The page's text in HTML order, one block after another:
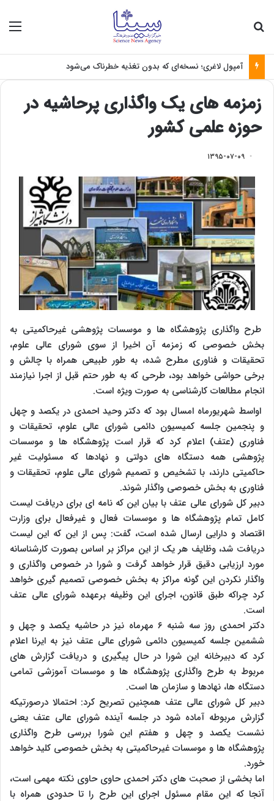
رؤیای هوش مصنوعی چه زمانی واقعی می‌شود؟
زمزمه های یک واگذاری پرحاشیه در
حوزه علمی کشور
۱۳۹۵-۰۷-۰۹
طرح واگذاری پژوهشگاه ها و موسسات پژوهشی غیرحاکمیتی به
بخش خصوصی که زمزمه آن اخیرا از سوی شورای عالی علوم،
تحقیقات و فناوری مطرح شده، به طور طبیعی همراه با چالش و
برخی حواشی خواهد بود، طرحی که به طور حتم قبل از اجرا نیازمند
انجام مطالعات کارشناسی به صورت ویژه است.
اواسط شهریورماه امسال بود که دکتر وحید احمدی در یکصد و چهل
و پنجمین جلسه کمیسیون دائمی شورای عالی علوم، تحقیقات و
فناوری (عتف) اعلام کرد که قرار است پژوهشگاه ها و موسسات
پژوهشی همه دستگاه های دولتی و نهادها که مسئولیت غیر
حاکمیتی دارند، با تشخیص و تصمیم شورای عالی علوم، تحقیقات و
فناوری به بخش خصوصی واگذار شوند.
دبیر کل شورای عالی عتف با بیان این که نامه ای برای دریافت لیست
کامل تمام پژوهشگاه ها و موسسات فعال و غیرفعال برای وزارت
اقتصاد و دارایی ارسال شده است، گفت: پس از این که این لیست
دریافت شد، وظایف هر یک از این مراکز بر اساس بصورت کارشناسانه
مورد ارزیابی دقیق قرار خواهد گرفت و شورا در خصوص واگذاری و
واگذار نکردن این گونه مراکز به بخش خصوصی تصمیم گیری خواهد
کرد چراکه طبق قانون، اجرای این وظیفه برعهده شورای عالی عتف
است.
دکتر احمدی روز سه شنبه ۶ مهرماه نیز در حاشیه یکصد و چهل و
ششمین جلسه کمیسیون دائمی شورای عالی عتف نیز به ایرنا اعلام
کرد که دبیرخانه این شورا در حال پیگیری و دریافت گزارش های
مربوط به طرح واگذاری پژوهشگاه ها و موسسات آموزشی تمامی
دستگاه ها، نهادها و سازمان ها است.
دبیر کل شورای عالی عتف همچنین تصریح کرد: احتمالا درصورتیکه
گزارش مربوطه آماده شود در جلسه آینده شورای عالی عتف یعنی
نشست یکصد و چهل و هفتم این شورا بررسی طرح واگذاری
پژوهشگاه ها و موسسات غیرحاکمیتی به بخش خصوصی کلید خواهد
خورد.
اما بخشی از صحبت های دکتر احمدی حاوی حاوی نکته مهمی است،
آنجا که این مقام مسئول اجرای این طرح را تا حدودی همراه با